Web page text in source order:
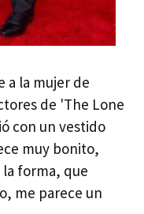
a la mujer de
de 'The Lone
con un vestido
muy bonito,
forma, que
me parece un